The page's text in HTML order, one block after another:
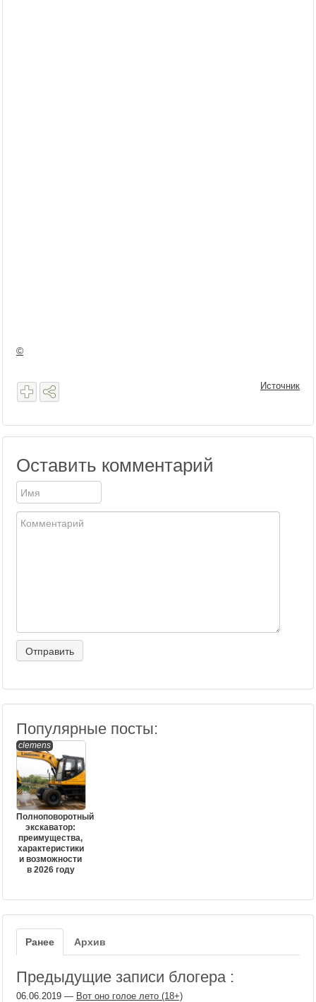
©
Источник
Оставить комментарий
Популярные посты:
clemens
Полноповоротный
экскаватор:
преимущества,
характеристики
и возможности
в 2026 году
Ранее Архив
Предыдущие записи блогера :
06.06.2019 — Вот оно голое лето (18+)